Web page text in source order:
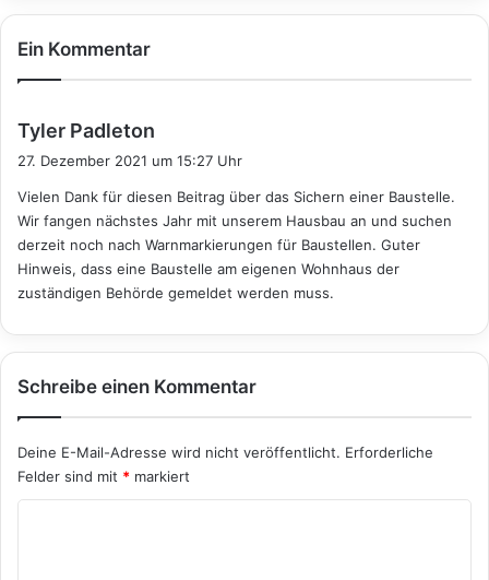
Ein Kommentar
Tyler Padleton
t
:
27. Dezember 2021 um 15:27 Uhr
Vielen Dank für diesen Beitrag über das Sichern einer Baustelle.
Wir fangen nächstes Jahr mit unserem Hausbau an und suchen
derzeit noch nach Warnmarkierungen für Baustellen. Guter
Hinweis, dass eine Baustelle am eigenen Wohnhaus der
zuständigen Behörde gemeldet werden muss.
Schreibe einen Kommentar
Deine E-Mail-Adresse wird nicht veröffentlicht. Erforderliche
Felder sind mit * markiert